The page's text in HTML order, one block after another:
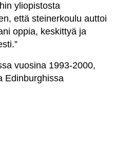
yliopistosta
että steinerkoulu auttoi
oppia, keskittyä ja
vuosina 1993-2000,
Edinburghissa